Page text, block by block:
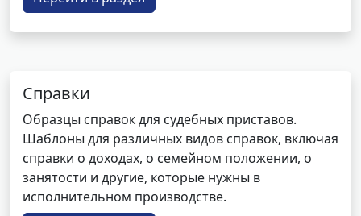
Справки
Образцы справок для судебных приставов.
Шаблоны для различных видов справок, включая
справки о доходах, о семейном положении, о
занятости и другие, которые нужны в
исполнительном производстве.